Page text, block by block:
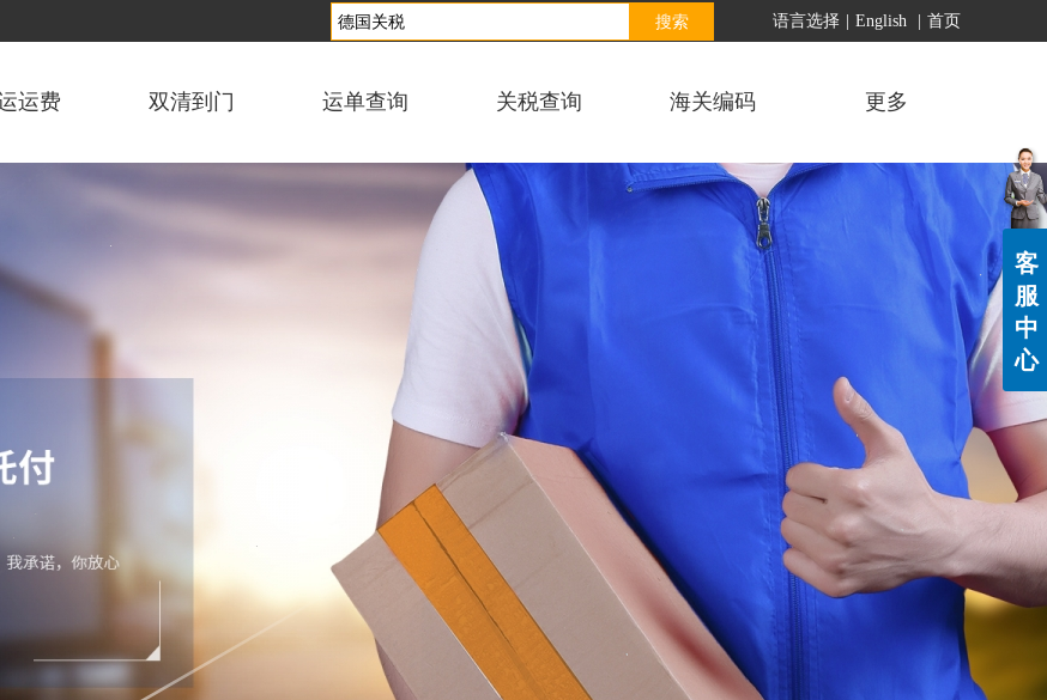
搜索
运费 双清到门 运单查询 关税查询 海关编码 更多
语言选择 English 首页
客
服
中
心